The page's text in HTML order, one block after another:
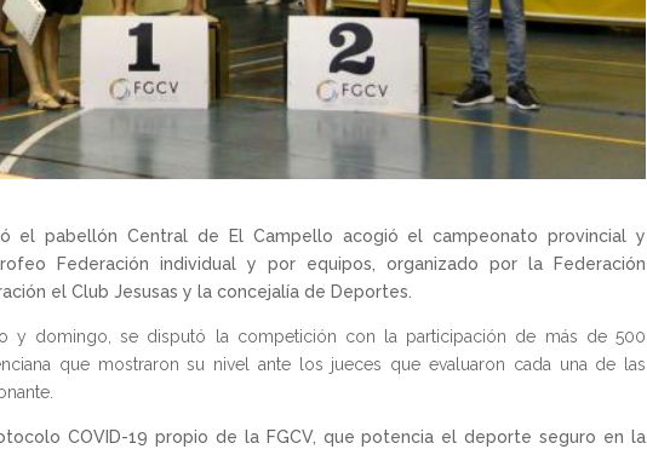
el pabellón Central de El Campello acogió el campeonato provincial y
Federación individual y por equipos, organizado por la Federación
el Club Jesusas y la concejalía de Deportes.
y domingo, se disputó la competición con la participación de más de 500
que mostraron su nivel ante los jueces que evaluaron cada una de las
COVID-19 propio de la FGCV, que potencia el deporte seguro en la